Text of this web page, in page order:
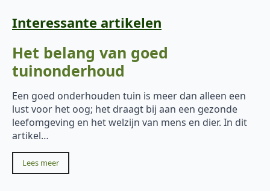
Interessante artikelen
Het belang van goed
tuinonderhoud
Een goed onderhouden tuin is meer dan alleen een
lust voor het oog; het draagt bij aan een gezonde
leefomgeving en het welzijn van mens en dier. In dit
artikel…
Lees meer